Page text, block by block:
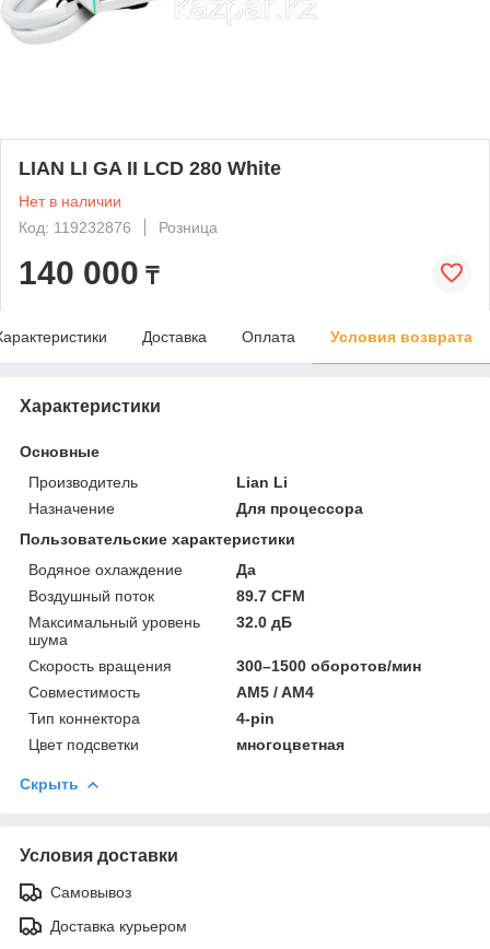
LIAN LI GA II LCD 280 White
Нет в наличии
Код: 119232876
Розница
140 000 ₸
Доставка Оплата Условия возврата
Характеристики
Основные
Производитель
Lian Li
Назначение
Для процессора
Пользовательские характеристики
Водяное охлаждение
Да
Воздушный поток
89.7 CFM
Максимальный уровень
шума
32.0 дБ
Скорость вращения
300–1500 оборотов/мин
Совместимость
AM5 / AM4
Тип коннектора
4-pin
Цвет подсветки
многоцветная
Скрыть
Условия доставки
Самовывоз
Доставка курьером